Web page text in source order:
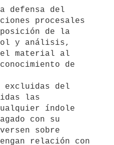
defensa del
procesales
de la
y análisis,
el material al
de
excluidas del
las
índole
con su
sobre
relación con